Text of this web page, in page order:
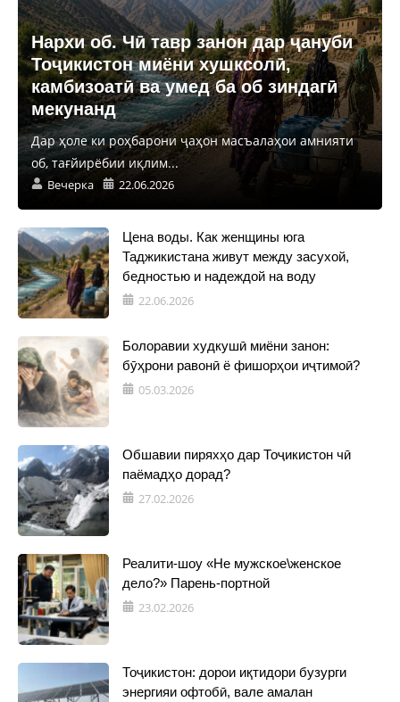
Нархи об. Чӣ тавр занон дар ҷануби
Тоҷикистон миёни хушксолӣ,
камбизоатӣ ва умед ба об зиндагӣ
мекунанд
Дар ҳоле ки роҳбарони ҷаҳон масъалаҳои амнияти
об, тағйирёбии иқлим...
Вечерка 22.06.2026
Цена воды. Как женщины юга
Таджикистана живут между засухой,
бедностью и надеждой на воду
22.06.2026
Болоравии худкушӣ миёни занон:
бӯҳрони равонӣ ё фишорҳои иҷтимоӣ?
05.03.2026
Обшавии пиряхҳо дар Тоҷикистон чӣ
паёмадҳо дорад?
27.02.2026
Реалити-шоу «Не мужское\женское
дело?» Парень-портной
23.02.2026
Тоҷикистон: дорои иқтидори бузурги
энергияи офтобӣ, вале амалан